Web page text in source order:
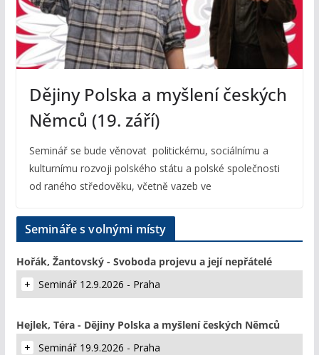
Dějiny Polska a myšlení českých
Němců (19. září)
Seminář se bude věnovat politickému, sociálnímu a
kulturnímu rozvoji polského státu a polské společnosti
od raného středověku, včetně vazeb ve
Semináře s volnými místy
Hořák, Žantovský - Svoboda projevu a její nepřátelé
Seminář 12.9.2026 - Praha
Hejlek, Téra - Dějiny Polska a myšlení českých Němců
Seminář 19.9.2026 - Praha